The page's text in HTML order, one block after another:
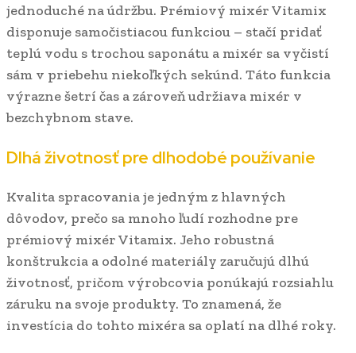
jednoduché na údržbu. Prémiový mixér Vitamix
disponuje samočistiacou funkciou – stačí pridať
teplú vodu s trochou saponátu a mixér sa vyčistí
sám v priebehu niekoľkých sekúnd. Táto funkcia
výrazne šetrí čas a zároveň udržiava mixér v
bezchybnom stave.
Dlhá životnosť pre dlhodobé používanie
Kvalita spracovania je jedným z hlavných
dôvodov, prečo sa mnoho ľudí rozhodne pre
prémiový mixér Vitamix. Jeho robustná
konštrukcia a odolné materiály zaručujú dlhú
životnosť, pričom výrobcovia ponúkajú rozsiahlu
záruku na svoje produkty. To znamená, že
investícia do tohto mixéra sa oplatí na dlhé roky.